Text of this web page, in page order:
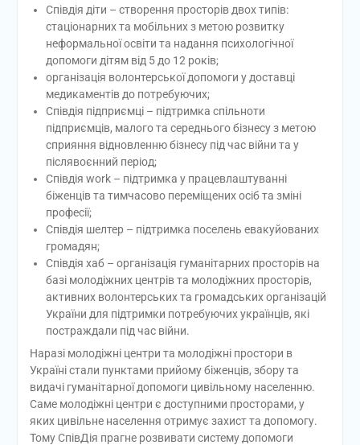
Співдія діти – створення просторів двох типів:
стаціонарних та мобільних з метою розвитку
неформальної освіти та надання психологічної
допомоги дітям від 5 до 12 років;
організація волонтерської допомоги у доставці
медикаментів до потребуючих;
Співдія підприємці – підтримка спільноти
підприємців, малого та середнього бізнесу з метою
сприяння відновленню бізнесу під час війни та у
післявоєнний період;
Співдія work – підтримка у працевлаштуванні
біженців та тимчасово переміщених осіб та зміні
професії;
Співдія шелтер – підтримка поселень евакуйованих
громадян;
Співдія хаб – організація гуманітарних просторів на
базі молодіжних центрів та молодіжних просторів,
активних волонтерських та громадських організацій
України для підтримки потребуючих українців, які
постраждали під час війни.
Наразі молодіжні центри та молодіжні простори в
Україні стали пунктами прийому біженців, збору та
видачі гуманітарної допомоги цивільному населенню.
Саме молодіжні центри є доступними просторами, у
яких цивільне населення отримує захист та допомогу.
Тому СпівДія прагне розвивати систему допомоги